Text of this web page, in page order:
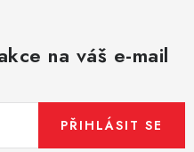
na váš e-mail
PŘIHLÁSIT SE